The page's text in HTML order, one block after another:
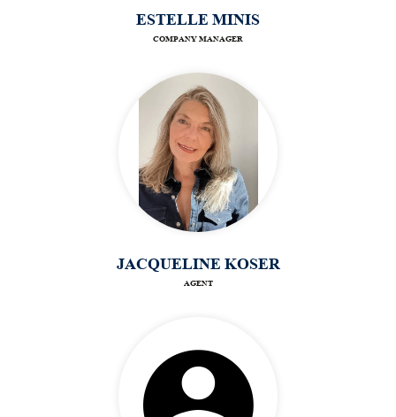
ESTELLE MINIS
COMPANY MANAGER
JACQUELINE KOSER
AGENT